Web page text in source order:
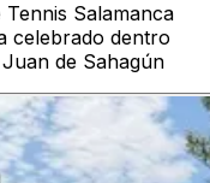
Salamanca
celebrado dentro
de Sahagún